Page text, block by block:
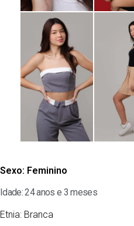
Sexo: Feminino
Idade: 24 anos e 3 meses
Etnia: Branca